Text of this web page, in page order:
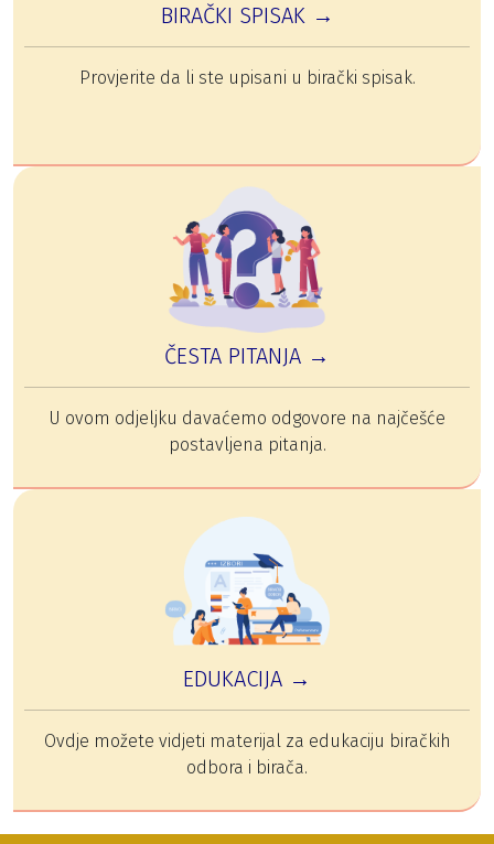
BIRAČKI SPISAK →
Provjerite da li ste upisani u birački spisak.
ČESTA PITANJA →
U ovom odjeljku davaćemo odgovore na najčešće
postavljena pitanja.
EDUKACIJA →
Ovdje možete vidjeti materijal za edukaciju biračkih
odbora i birača.